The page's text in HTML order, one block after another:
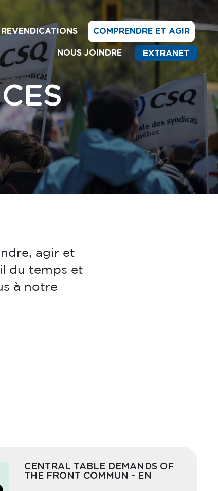
REVENDICATIONS COMPRENDRE ET AGIR
NOUS JOINDRE EXTRANET
agir et
du temps et
à notre
CENTRAL TABLE DEMANDS OF
THE FRONT COMMUN - EN